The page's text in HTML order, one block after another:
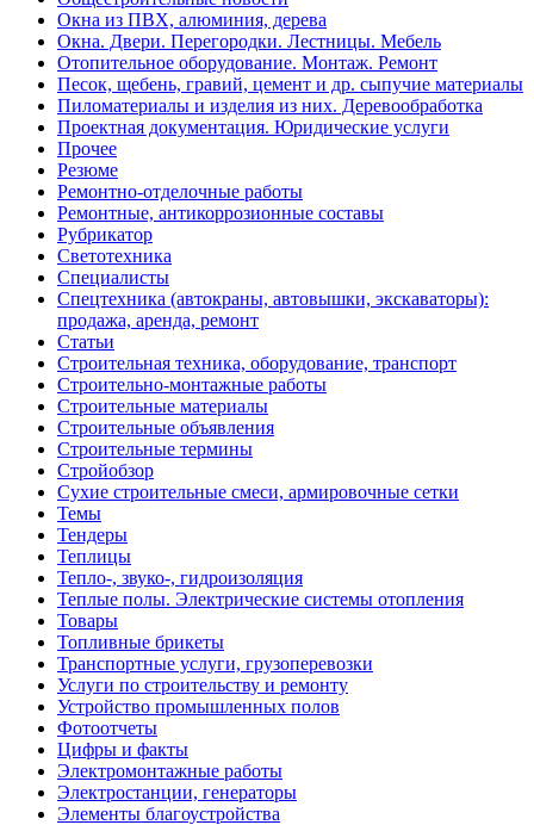
Окна из ПВХ, алюминия, дерева
Окна. Двери. Перегородки. Лестницы. Мебель
Отопительное оборудование. Монтаж. Ремонт
Песок, щебень, гравий, цемент и др. сыпучие материалы
Пиломатериалы и изделия из них. Деревообработка
Проектная документация. Юридические услуги
Прочее
Резюме
Ремонтно-отделочные работы
Ремонтные, антикоррозионные составы
Рубрикатор
Светотехника
Специалисты
Спецтехника (автокраны, автовышки, экскаваторы):
продажа, аренда, ремонт
Статьи
Строительная техника, оборудование, транспорт
Строительно-монтажные работы
Строительные материалы
Строительные объявления
Строительные термины
Стройобзор
Сухие строительные смеси, армировочные сетки
Темы
Тендеры
Теплицы
Тепло-, звуко-, гидроизоляция
Теплые полы. Электрические системы отопления
Товары
Топливные брикеты
Транспортные услуги, грузоперевозки
Услуги по строительству и ремонту
Устройство промышленных полов
Фотоотчеты
Цифры и факты
Электромонтажные работы
Электростанции, генераторы
Элементы благоустройства